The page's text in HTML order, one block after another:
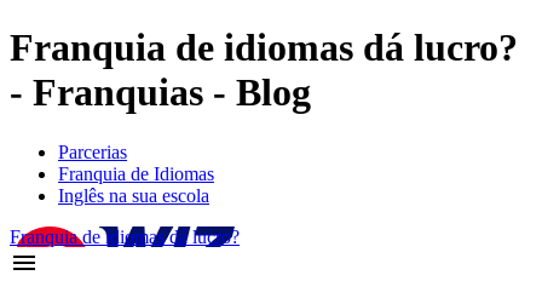
Franquia de idiomas dá lucro?
- Franquias - Blog
Parcerias
Franquia de Idiomas
Inglês na sua escola
Franquia de idiomas dá lucro?
menu